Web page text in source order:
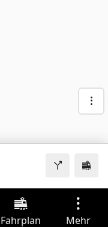
Fahrplan Mehr